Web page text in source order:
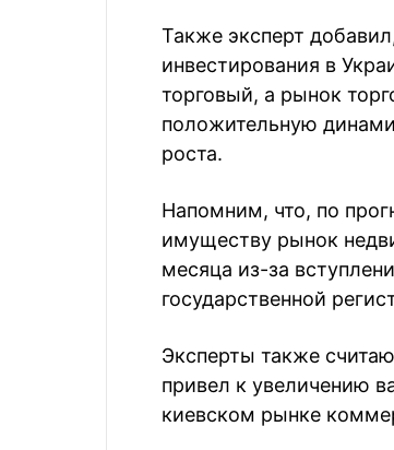
Также эксперт
инвестирования в
торговый, а рынок
положительную
роста.
Напомним, что, по
имуществу рынок
месяца из-за
государственной
Эксперты также
привел к увеличению
киевском рынке